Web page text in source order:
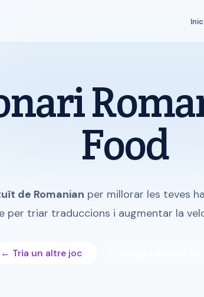
Food
de Romanian per millorar les teves
per triar traduccions i augmentar la
← Tria un altre joc